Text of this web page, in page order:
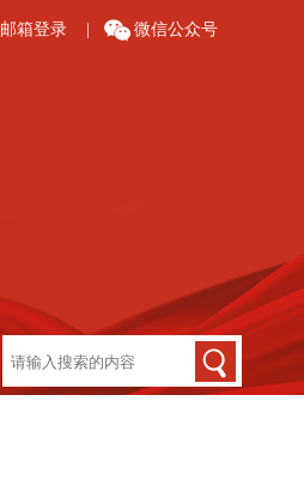
邮箱登录 微信公众号